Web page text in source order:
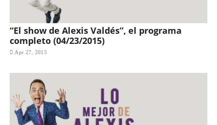
“El show de Alexis Valdés”, el programa
completo (04/23/2015)
Apr 27, 2015